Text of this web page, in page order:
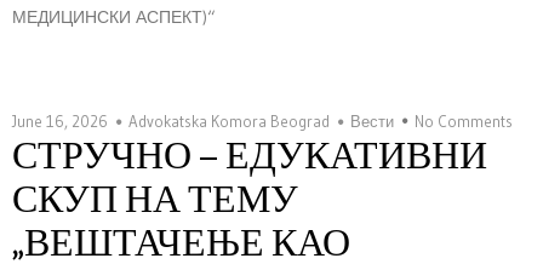
МЕДИЦИНСКИ АСПЕКТ)“
June 16, 2026 Advokatska Komora Beograd Вести No Comments
СТРУЧНО – ЕДУКАТИВНИ
СКУП НА ТЕМУ
„ВЕШТАЧЕЊЕ КАО